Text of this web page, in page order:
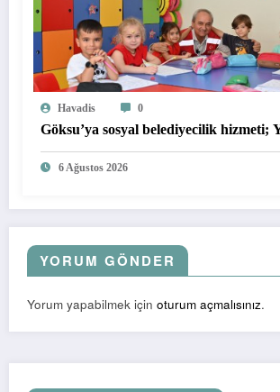
Havadis 0
Göksu’ya sosyal belediyecilik hizmeti;
6 Ağustos 2026
YORUM GÖNDER
Yorum yapabilmek için oturum açmalısınız.